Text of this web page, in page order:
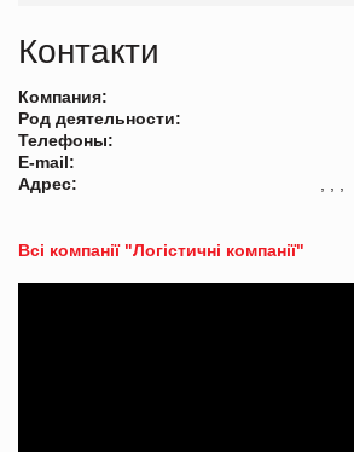
Контакти
Компания:
Род деятельности:
Телефоны:
E-mail:
Адрес:
Всі компанії "Логістичні компанії"